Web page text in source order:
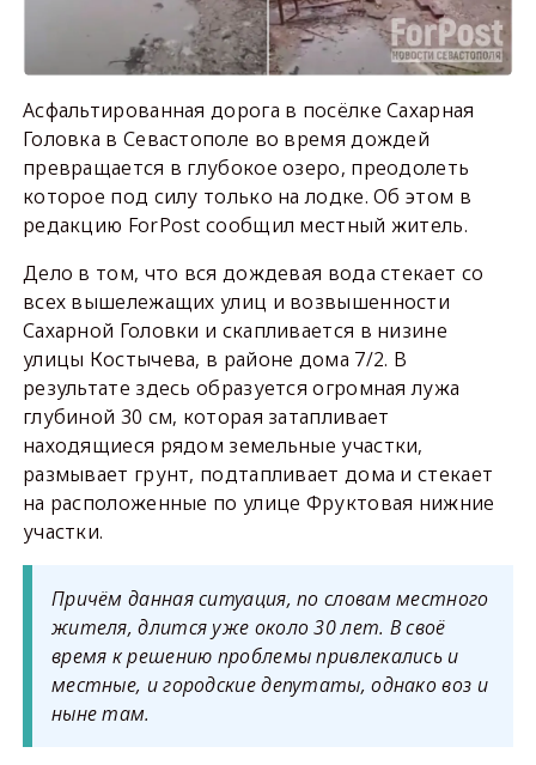
Асфальтированная дорога в посёлке Сахарная
Головка в Севастополе во время дождей
превращается в глубокое озеро, преодолеть
которое под силу только на лодке. Об этом в
редакцию ForPost сообщил местный житель.
Дело в том, что вся дождевая вода стекает со
всех вышележащих улиц и возвышенности
Сахарной Головки и скапливается в низине
улицы Костычева, в районе дома 7/2. В
результате здесь образуется огромная лужа
глубиной 30 см, которая затапливает
находящиеся рядом земельные участки,
размывает грунт, подтапливает дома и стекает
на расположенные по улице Фруктовая нижние
участки.
Причём данная ситуация, по словам местного
жителя, длится уже около 30 лет. В своё
время к решению проблемы привлекались и
местные, и городские депутаты, однако воз и
ныне там.